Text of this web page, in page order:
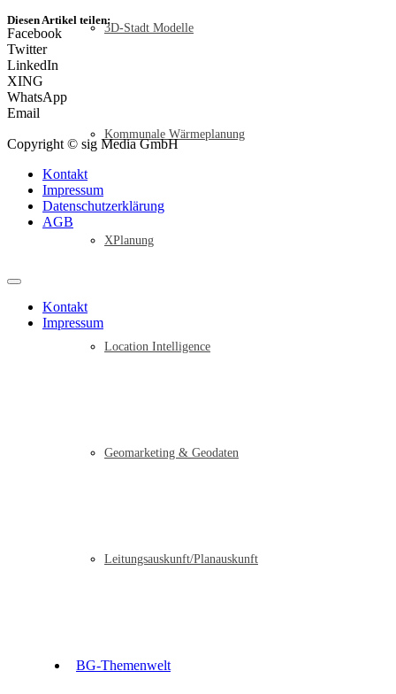
3D-Stadt Modelle
Kommunale Wärmeplanung
XPlanung
Location Intelligence
Geomarketing & Geodaten
Leitungsauskunft/Planauskunft
BG-Themenwelt
Diesen Artikel teilen:
Facebook
Twitter
LinkedIn
XING
WhatsApp
Email
Copyright © sig Media GmbH
Kontakt
Impressum
Datenschutzerklärung
AGB
Kontakt
Impressum